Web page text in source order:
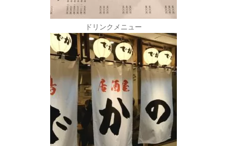
ドリンクメニュー